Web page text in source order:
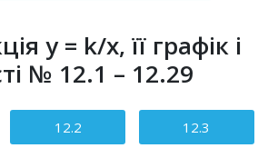
y = k/x, її графік і
№ 12.1 – 12.29
12.2 12.3